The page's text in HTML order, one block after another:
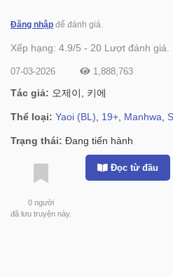
Đăng nhập để đánh giá.
Xếp hạng: 4.9/5 - 20 Lượt đánh giá.
07-03-2026 1,888,763
Tác giả: 오제이, 키에
Thể loại: Yaoi (BL) 19+ Manhwa
Trạng thái: Đang tiến hành
0 người
đã lưu truyện này.
Đọc từ đầu